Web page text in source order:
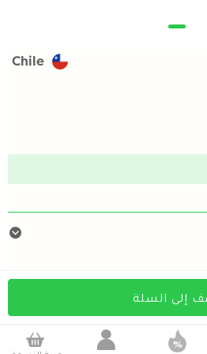
Chile
إلى السلة